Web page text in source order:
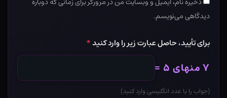
دیدگاهی می‌نویسم.
برای تأیید، حاصل عبارت زیر را وارد کنید*
۷ منهای ۵ =
(جواب را با عدد انگلیسی وارد کنید)